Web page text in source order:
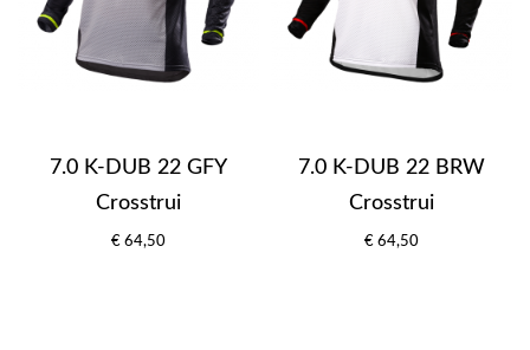
7.0 K-DUB 22 GFY
Crosstrui
€ 64,50
7.0 K-DUB 22 BRW
Crosstrui
€ 64,50